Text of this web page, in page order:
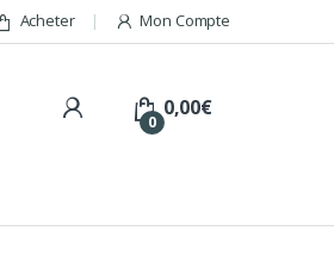
Acheter Mon Compte
0
0,00€